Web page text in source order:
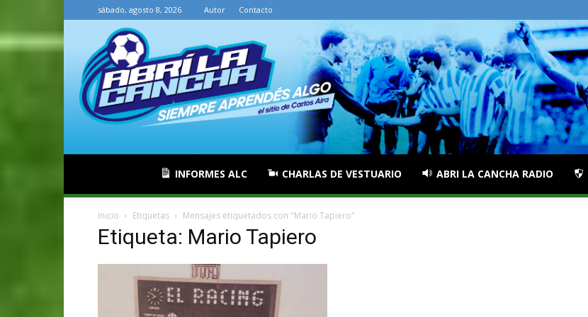
sábado, agosto 8, 2026 Autor Contacto
INFORMES ALC CHARLAS DE VESTUARIO ABRI LA CANCHA RADIO
Inicio Etiquetas Mensajes etiquetados con "Mario Tapiero"
Etiqueta: Mario Tapiero